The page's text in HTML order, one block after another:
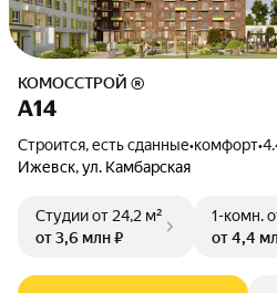
КОМОССТРОЙ ®
А14
Строится, есть сданные•комфорт•
Ижевск, ул. Камбарская
Студииот 24,2 м²
от 3,6 млн ₽
1-комн.
от 4,4